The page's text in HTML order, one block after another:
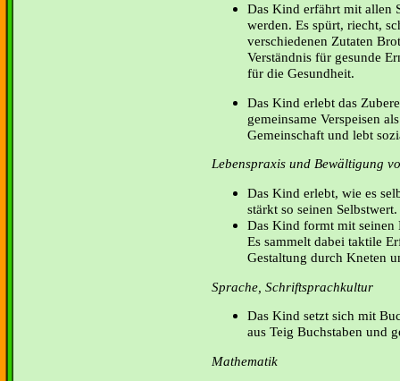
Das Kind erfährt mit allen
werden. Es spürt, riecht,
verschiedenen Zutaten
Verständnis für gesunde
für die Gesundheit.
Das Kind erlebt das
gemeinsame Verspeisen
Gemeinschaft und lebt
Lebenspraxis und Bewältigung
Das Kind erlebt, wie es
stärkt so seinen Selbstwert.
Das Kind formt mit seinen
Es sammelt dabei taktile
Gestaltung durch Kneten
Sprache, Schriftsprachkultur
Das Kind setzt sich mit
aus Teig Buchstaben und
Mathematik